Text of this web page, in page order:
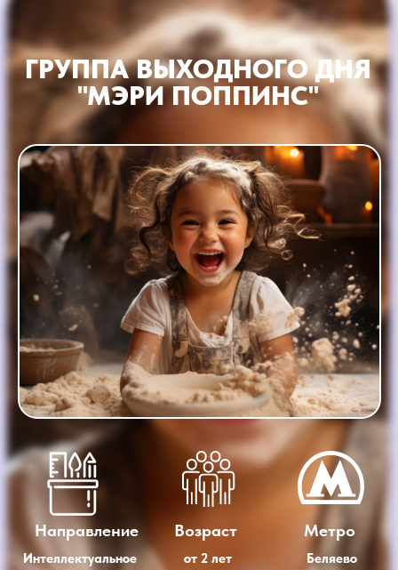
ГРУППА ВЫХОДНОГО ДНЯ
"МЭРИ ПОППИНС"
Направление
Интеллектуальное
Возраст
от 2 лет
Метро
Беляево